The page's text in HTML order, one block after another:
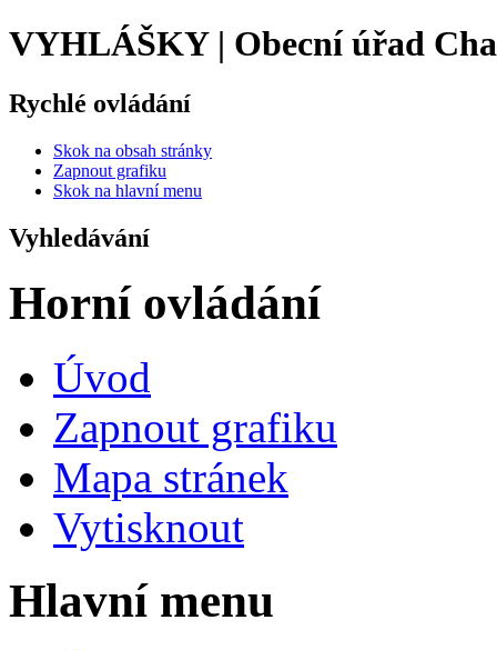
VYHLÁŠKY | Obecní úřad
Rychlé ovládání
Skok na obsah stránky
Zapnout grafiku
Skok na hlavní menu
Vyhledávání
Horní ovládání
Úvod
Zapnout grafiku
Mapa stránek
Vytisknout
Hlavní menu